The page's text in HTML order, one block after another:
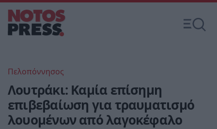
Πελοπόννησος
Λουτράκι: Καμία επίσημη
επιβεβαίωση για τραυματισμό
λουομένων από λαγοκέφαλο